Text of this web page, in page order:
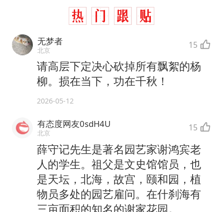
无梦者
北京 15
请高层下定决心砍掉所有飘絮的杨
柳。损在当下，功在千秋！
2026-05-12
有态度网友0sdH4U
北京 15
薛守记先生是著名园艺家谢鸿宾老
人的学生。祖父是文史馆馆员，也
是天坛，北海，故宫，颐和园，植
物员多处的园艺雇问。在什刹海有
三亩面积的知名的谢家花园。